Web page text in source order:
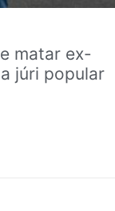
matar ex-
júri popular